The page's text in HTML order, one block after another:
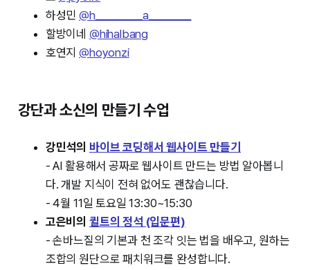
하성민 @h__________a_________
할방이네 @hihalbang
호연지 @hoyonzi
강단과 소신의 만들기 수업
강민석의 바이브 코딩해서 웹사이트 만들기
- AI 활용해서 공짜로 웹사이트 만드는 방법 알아봅니
다. 개발 지식이 전혀 없어도 괜찮습니다.
- 4월 11일 토요일 13:30~15:30
고은비의 퀼트의 정석 (입문편)
- 손바느질의 기본과 천 조각 잇는 법을 배우고, 원하는
조합의 원단으로 패치워크를 완성합니다.